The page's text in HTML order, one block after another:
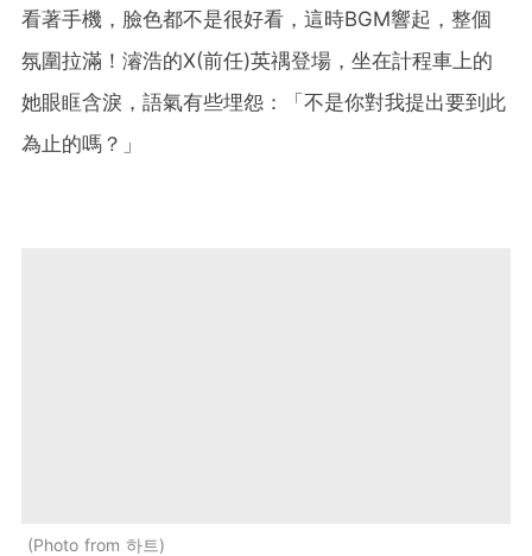
看著手機，臉色都不是很好看，這時BGM響起，整個
氛圍拉滿！濬浩的X(前任)英禑登場，坐在計程車上的
她眼眶含淚，語氣有些埋怨：「不是你對我提出要到此
為止的嗎？」
Photo from 하트